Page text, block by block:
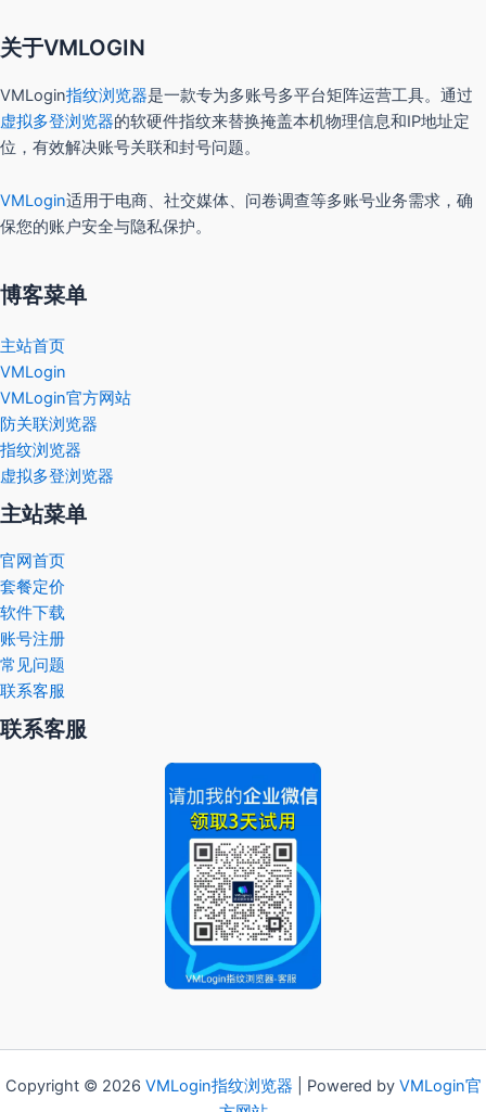
关于VMLOGIN
VMLogin指纹浏览器是一款专为多账号多平台矩阵运营工具。通过
虚拟多登浏览器的软硬件指纹来替换掩盖本机物理信息和IP地址定
位，有效解决账号关联和封号问题。
VMLogin适用于电商、社交媒体、问卷调查等多账号业务需求，确
保您的账户安全与隐私保护。
博客菜单
主站首页
VMLogin
VMLogin官方网站
防关联浏览器
指纹浏览器
虚拟多登浏览器
主站菜单
官网首页
套餐定价
软件下载
账号注册
常见问题
联系客服
联系客服
Copyright © 2026 VMLogin指纹浏览器 | Powered by VMLogin官